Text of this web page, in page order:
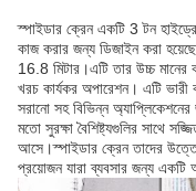
স্পাইডার ক্রেন একটি 3 টন
কাজ করার জন্য ডিজাইন করা
16.8 মিটার।এটি তার উচ্চ মানের
খরচ কার্যকর অপারেশন। এটি
সরানো সহ বিভিন্ন অ্যাপ্লিকেশনের
মতো সুরক্ষা বৈশিষ্ট্যগুলির সাথে
আসে।স্পাইডার ক্রেন তাদের
প্রয়োজন যারা ব্যবসার জন্য একটি